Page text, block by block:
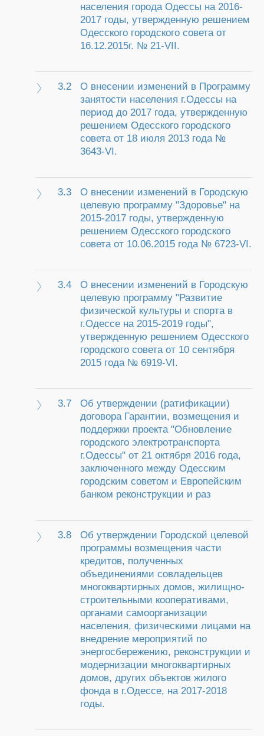
населения города Одессы на 2016-
2017 годы, утвержденную решением
Одесского городского совета от
16.12.2015г. № 21-VII.
3.2
О внесении изменений в Программу
занятости населения г.Одессы на
период до 2017 года, утвержденную
решением Одесского городского
совета от 18 июля 2013 года №
3643-VI.
3.3
О внесении изменений в Городскую
целевую программу "Здоровье" на
2015-2017 годы, утвержденную
решением Одесского городского
совета от 10.06.2015 года № 6723-VI.
3.4
О внесении изменений в Городскую
целевую программу "Развитие
физической культуры и спорта в
г.Одессе на 2015-2019 годы",
утвержденную решением Одесского
городского совета от 10 сентября
2015 года № 6919-VI.
3.7
Об утверждении (ратификации)
договора Гарантии, возмещения и
поддержки проекта "Обновление
городского электротранспорта
г.Одессы" от 21 октября 2016 года,
заключенного между Одесским
городским советом и Европейским
банком реконструкции и раз
3.8
Об утверждении Городской целевой
программы возмещения части
кредитов, полученных
объединениями совладельцев
многоквартирных домов, жилищно-
строительными кооперативами,
органами самоорганизации
населения, физическими лицами на
внедрение мероприятий по
энергосбережению, реконструкции и
модернизации многоквартирных
домов, других объектов жилого
фонда в г.Одессе, на 2017-2018
годы.